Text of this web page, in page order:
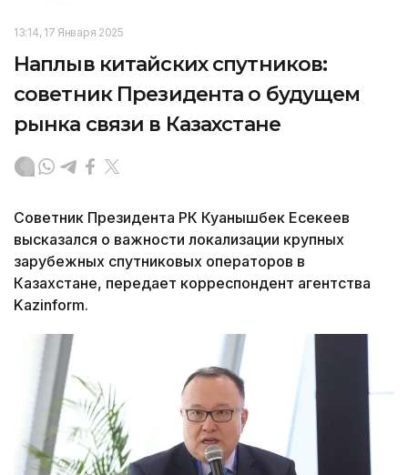
13:14, 17 Января 2025
Наплыв китайских спутников:
советник Президента о будущем
рынка связи в Казахстане
Советник Президента РК Куанышбек Есекеев
высказался о важности локализации крупных
зарубежных спутниковых операторов в
Казахстане, передает корреспондент агентства
Kazinform.